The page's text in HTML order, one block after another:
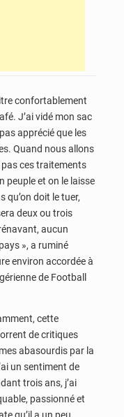
confortablement
J’ai vidé mon sac
apprécié que les
Quand nous allons
pas ces traitements
peuple et on le laisse
qu’on doit le tuer,
deux ou trois
aucun
», a ruminé
environ accordée à
de Football
cette
de critiques
abasourdis par la
un sentiment de
trois ans, j’ai
passionné et